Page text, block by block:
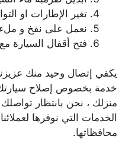
تغير الإطارات او
نعمل على نفخ و
فتح أقفال السيارة
يكفي إتصال وحيد منك
خدمة بخصوص إصلاح
منزلك ، نحن بانتظار
الخدمات التي نوفرها
محافظاتها.